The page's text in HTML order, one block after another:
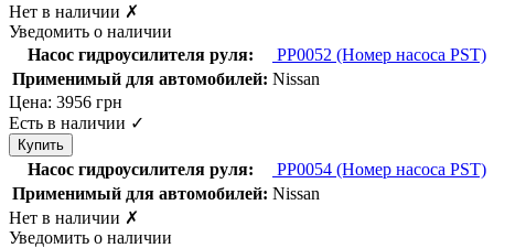
Нет в наличии ✗
Уведомить о наличии
Насос гидроусилителя руля:
PP0052 (Номер насоса PST)
Применимый для автомобилей: Nissan
Цена: 3956 грн
Есть в наличии ✓
Насос гидроусилителя руля: PP0054 (Номер насоса PST)
Применимый для автомобилей: Nissan
Нет в наличии ✗
Уведомить о наличии